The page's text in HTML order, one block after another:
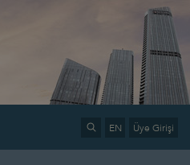
EN Üye Girişi